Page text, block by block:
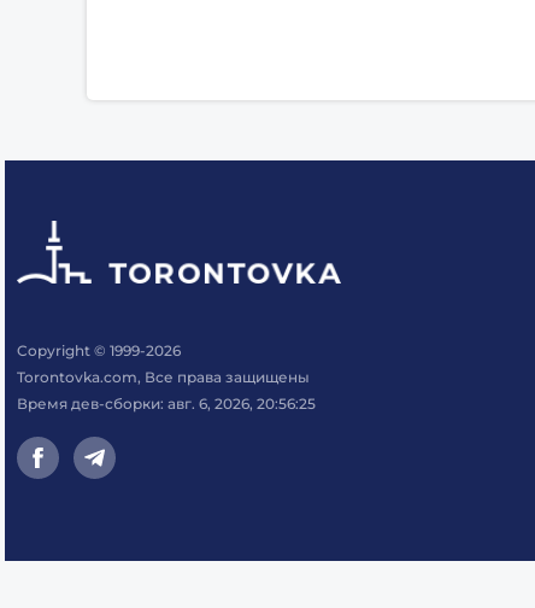
Copyright © 1999-2026
Torontovka.com, Все права защищены
Время дев-сборки: авг. 6, 2026, 20:56:25